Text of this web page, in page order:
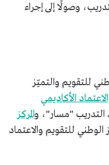
وصولًا إلى إجراء
للتقويم والتميّز
الأكاديمي
التدريب "مسار"، والمركز
الوطني للتقويم والاعتماد